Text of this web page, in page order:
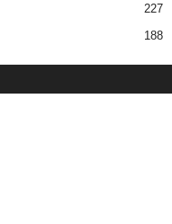
227
188